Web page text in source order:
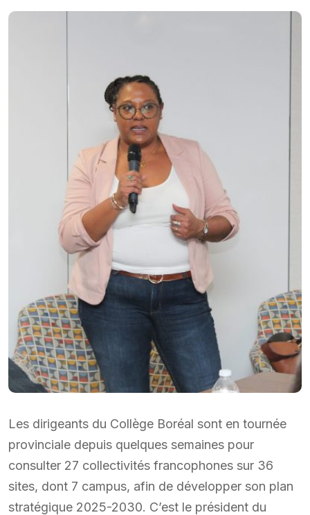
Les dirigeants du Collège Boréal sont en tournée
provinciale depuis quelques semaines pour
consulter 27 collectivités francophones sur 36
sites, dont 7 campus, afin de développer son plan
stratégique 2025-2030. C’est le président du